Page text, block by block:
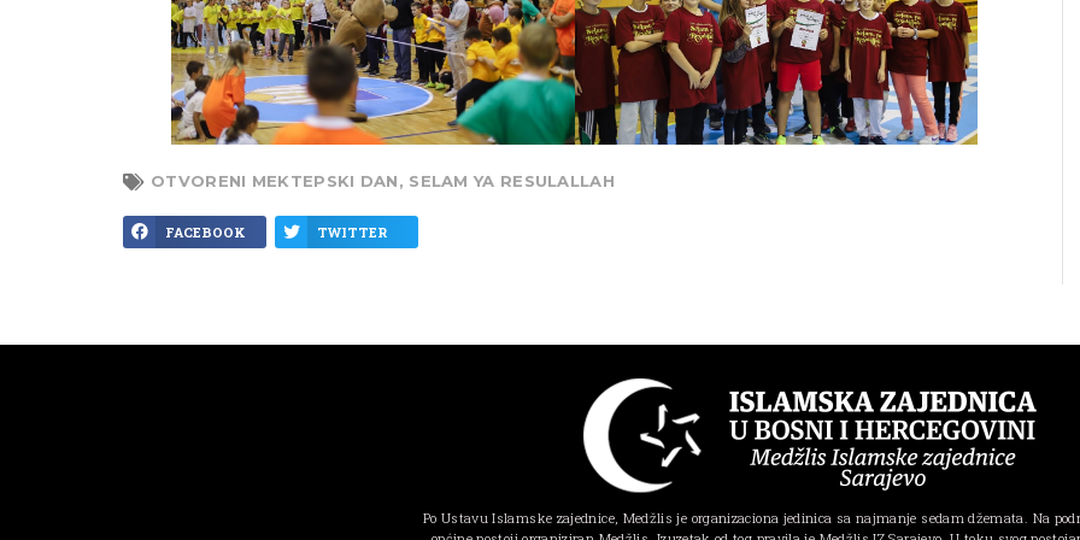
OTVORENI MEKTEPSKI DAN, SELAM YA RESULALLAH
FACEBOOK TWITTER
Po Ustavu Islamske zajednice, Medžlis je organizaciona jedinica sa najmanje sedam džemata. Na